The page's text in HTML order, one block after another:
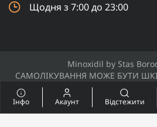
Інфо Акаунт Відстежити
Щодня з 7:00 до 23:00
Minoxidil by Stas
САМОЛІКУВАННЯ МОЖЕ БУТИ